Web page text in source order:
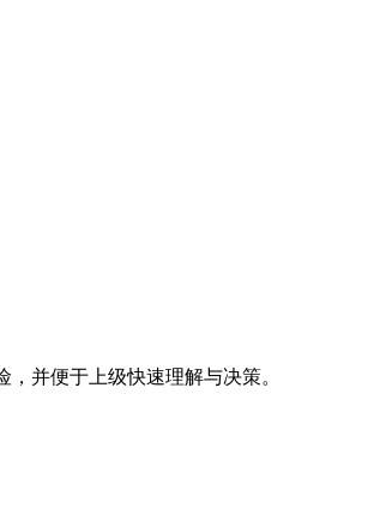
并便于上级快速理解与决策。